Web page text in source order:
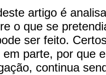
artigo é
o que se
ser feito.
em parte, por que
continua